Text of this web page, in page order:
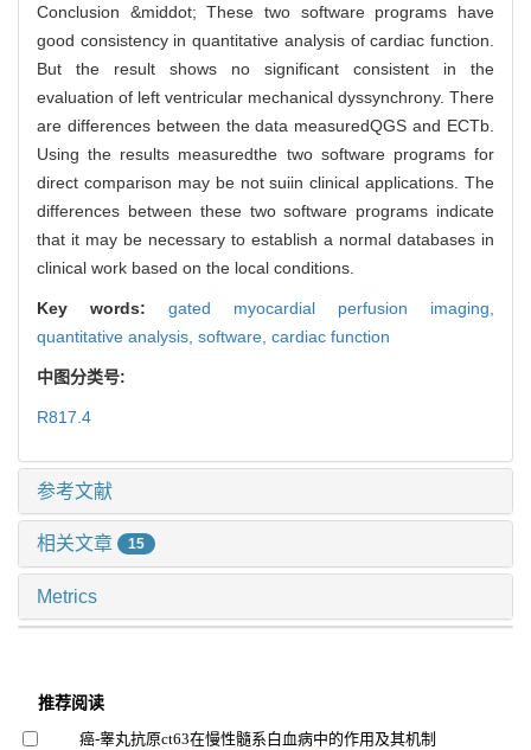
Conclusion &middot; These two software programs have
good consistency in quantitative analysis of cardiac function.
But the result shows no significant consistent in the
evaluation of left ventricular mechanical dyssynchrony. There
are differences between the data measuredQGS and ECTb.
Using the results measuredthe two software programs for
direct comparison may be not suiin clinical applications. The
differences between these two software programs indicate
that it may be necessary to establish a normal databases in
clinical work based on the local conditions.
Key words: gated myocardial perfusion imaging,
quantitative analysis, software, cardiac function
中图分类号:
R817.4
参考文献
相关文章 15
Metrics
推荐阅读
癌-睾丸抗原ct63在慢性髓系白血病中的作用及其机制